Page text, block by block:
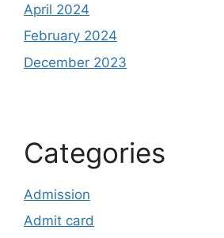
April 2024
February 2024
December 2023
Categories
Admission
Admit card